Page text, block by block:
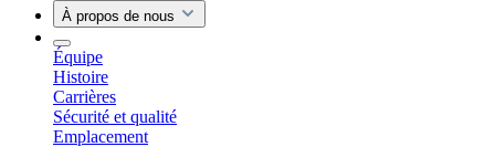
À propos de nous
Équipe
Histoire
Carrières
Sécurité et qualité
Emplacement